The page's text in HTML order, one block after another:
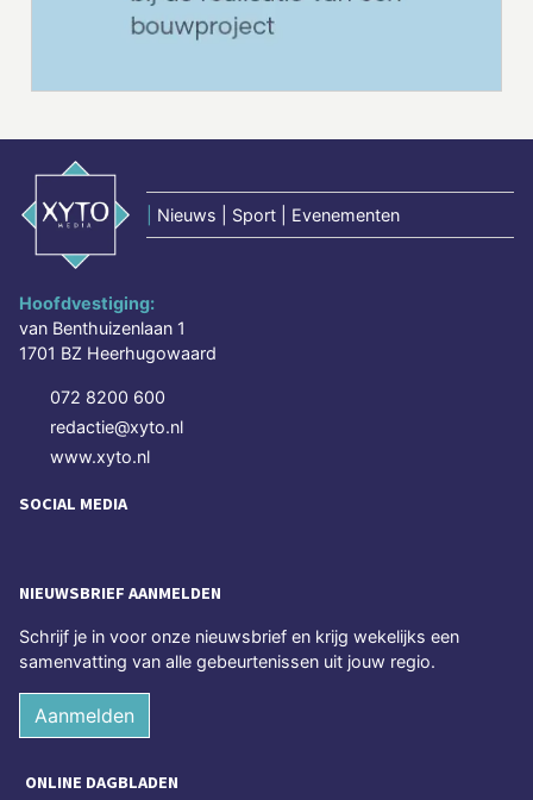
Nieuws | Sport | Evenementen
Hoofdvestiging:
van Benthuizenlaan 1
1701 BZ Heerhugowaard
072 8200 600
redactie@xyto.nl
www.xyto.nl
SOCIAL MEDIA
NIEUWSBRIEF AANMELDEN
Schrijf je in voor onze nieuwsbrief en krijg wekelijks een
samenvatting van alle gebeurtenissen uit jouw regio.
Aanmelden
ONLINE DAGBLADEN